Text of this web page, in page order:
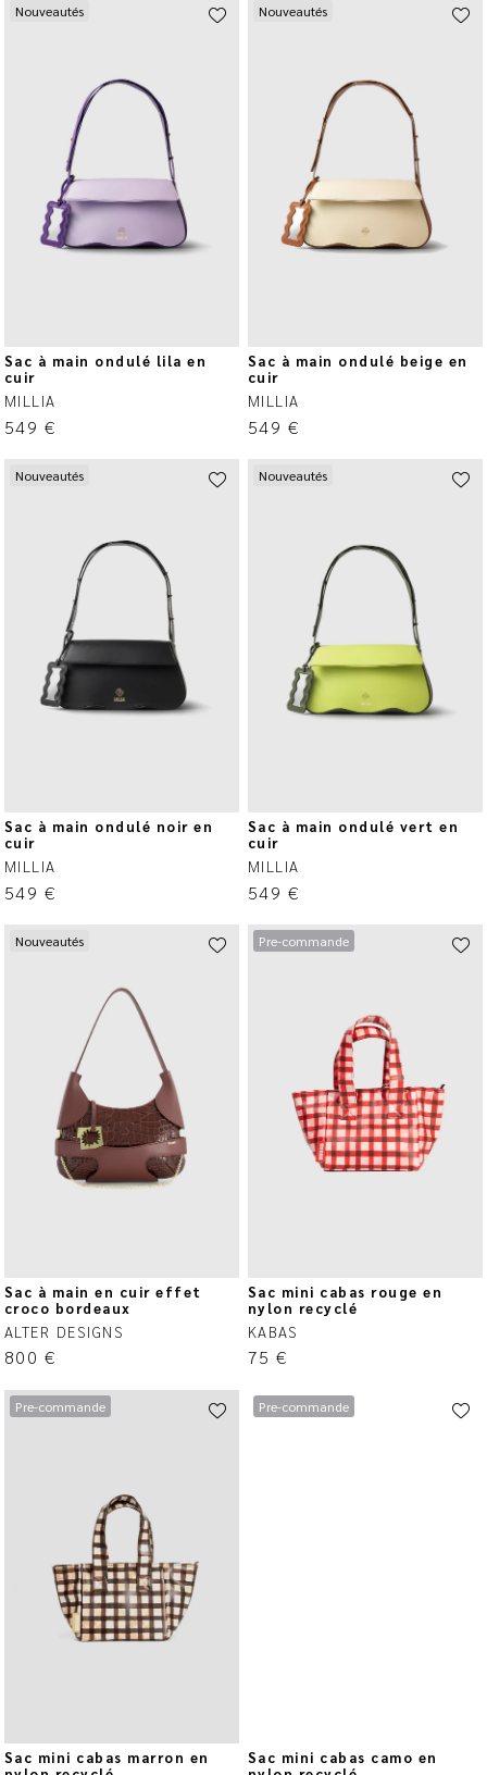
Nouveautés
Sac à main ondulé lila en
cuir
MILLIA
549 €
Nouveautés
Sac à main ondulé beige en
cuir
MILLIA
549 €
Nouveautés
Sac à main ondulé noir en
cuir
MILLIA
549 €
Nouveautés
Sac à main ondulé vert en
cuir
MILLIA
549 €
Nouveautés
Sac à main en cuir effet
croco bordeaux
ALTER DESIGNS
800 €
Pre-commande
Sac mini cabas rouge en
nylon recyclé
KABAS
75€
Pre-commande
Sac mini cabas marron en
Pre-commande
Sac mini cabas camo en